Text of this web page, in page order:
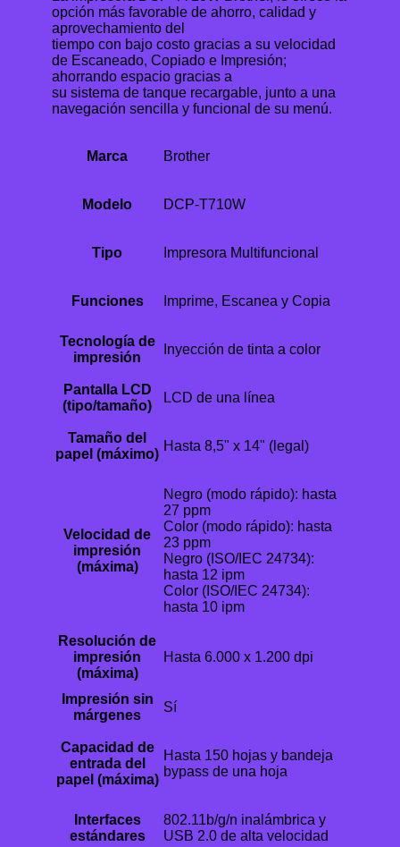
opción más favorable de ahorro, calidad y
aprovechamiento del
tiempo con bajo costo gracias a su velocidad
de Escaneado, Copiado e Impresión;
ahorrando espacio gracias a
su sistema de tanque recargable, junto a una
navegación sencilla y funcional de su menú.
Marca Brother
Modelo DCP-T710W
Tipo Impresora Multifuncional
Funciones Imprime, Escanea y Copia
Tecnología de
impresión
Inyección de tinta a color
Pantalla LCD
(tipo/tamaño)
LCD de una línea
Tamaño del
papel (máximo)
Hasta 8,5" x 14" (legal)
Velocidad de
impresión
(máxima)
Negro (modo rápido): hasta
27 ppm
Color (modo rápido): hasta
23 ppm
Negro (ISO/IEC 24734):
hasta 12 ipm
Color (ISO/IEC 24734):
hasta 10 ipm
Resolución de
impresión
(máxima)
Hasta 6.000 x 1.200 dpi
Impresión sin
márgenes
Sí
Capacidad de
entrada del
papel (máxima)
Hasta 150 hojas y bandeja
bypass de una hoja
Interfaces
estándares
802.11b/g/n inalámbrica y
USB 2.0 de alta velocidad